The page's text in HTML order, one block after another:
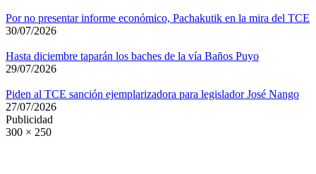
Por no presentar informe económico, Pachakutik en la mira del TCE
30/07/2026
Hasta diciembre taparán los baches de la vía Baños Puyo
29/07/2026
Piden al TCE sanción ejemplarizadora para legislador José Nango
27/07/2026
Publicidad
300 × 250